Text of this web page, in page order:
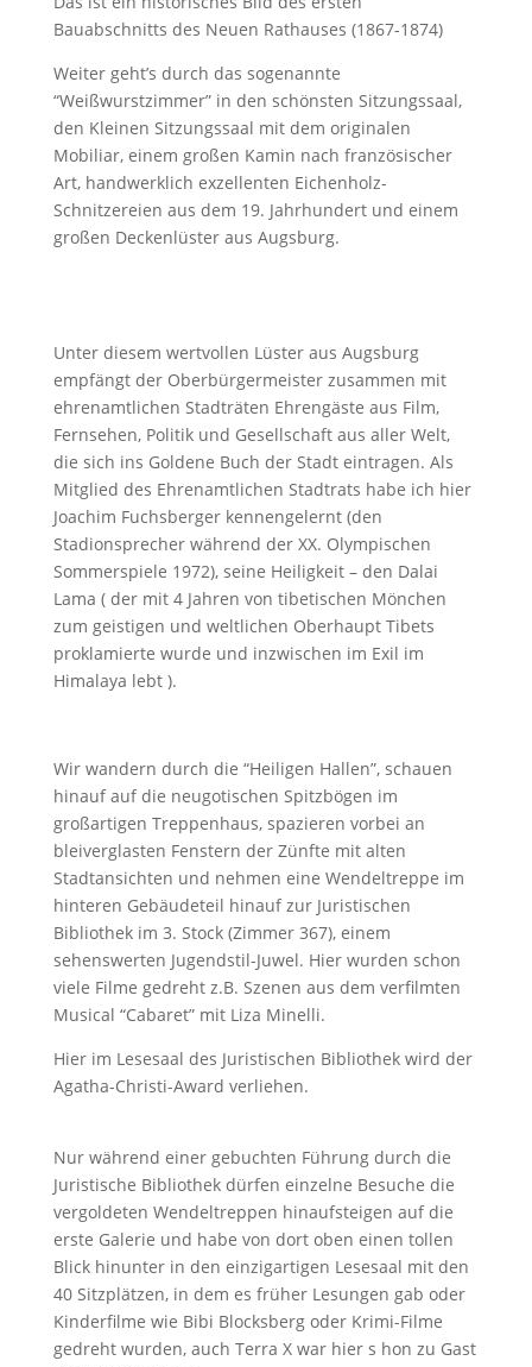
Bauabschnitts des Neuen Rathauses (1867-1874)
Weiter geht’s durch das sogenannte
“Weißwurstzimmer” in den schönsten Sitzungssaal,
den Kleinen Sitzungssaal mit dem originalen
Mobiliar, einem großen Kamin nach französischer
Art, handwerklich exzellenten Eichenholz-
Schnitzereien aus dem 19. Jahrhundert und einem
großen Deckenlüster aus Augsburg.
Unter diesem wertvollen Lüster aus Augsburg
empfängt der Oberbürgermeister zusammen mit
ehrenamtlichen Stadträten Ehrengäste aus Film,
Fernsehen, Politik und Gesellschaft aus aller Welt,
die sich ins Goldene Buch der Stadt eintragen. Als
Mitglied des Ehrenamtlichen Stadtrats habe ich hier
Joachim Fuchsberger kennengelernt (den
Stadionsprecher während der XX. Olympischen
Sommerspiele 1972), seine Heiligkeit – den Dalai
Lama ( der mit 4 Jahren von tibetischen Mönchen
zum geistigen und weltlichen Oberhaupt Tibets
proklamierte wurde und inzwischen im Exil im
Himalaya lebt ).
Wir wandern durch die “Heiligen Hallen”, schauen
hinauf auf die neugotischen Spitzbögen im
großartigen Treppenhaus, spazieren vorbei an
bleiverglasten Fenstern der Zünfte mit alten
Stadtansichten und nehmen eine Wendeltreppe im
hinteren Gebäudeteil hinauf zur Juristischen
Bibliothek im 3. Stock (Zimmer 367), einem
sehenswerten Jugendstil-Juwel. Hier wurden schon
viele Filme gedreht z.B. Szenen aus dem verfilmten
Musical “Cabaret” mit Liza Minelli.
Hier im Lesesaal des Juristischen Bibliothek wird der
Agatha-Christi-Award verliehen.
Nur während einer gebuchten Führung durch die
Juristische Bibliothek dürfen einzelne Besuche die
vergoldeten Wendeltreppen hinaufsteigen auf die
erste Galerie und habe von dort oben einen tollen
Blick hinunter in den einzigartigen Lesesaal mit den
40 Sitzplätzen, in dem es früher Lesungen gab oder
Kinderfilme wie Bibi Blocksberg oder Krimi-Filme
gedreht wurden, auch Terra X war hier s hon zu Gast